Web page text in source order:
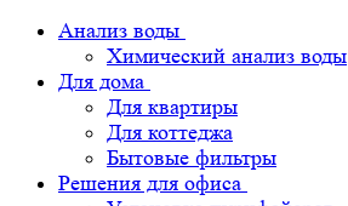
Анализ воды
Химический анализ воды
Для дома
Для квартиры
Для коттеджа
Бытовые фильтры
Решения для офиса